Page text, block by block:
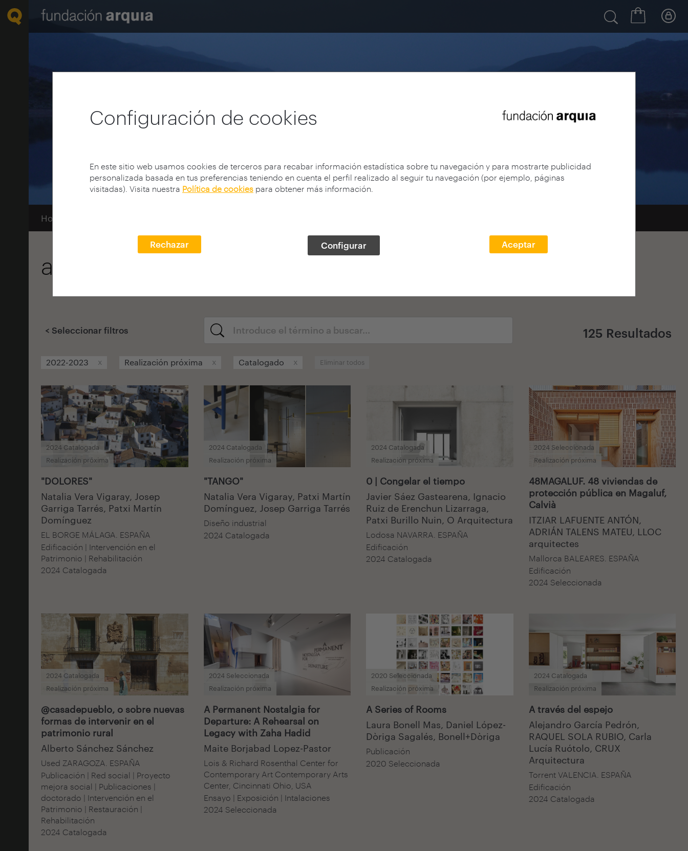
Configuración de cookies
En este sitio web usamos cookies de terceros para recabar información estadística sobre tu navegación y para mostrarte publicidad
personalizada basada en tus preferencias teniendo en cuenta el perfil realizado al seguir tu navegación (por ejemplo, páginas
visitadas). Visita nuestra Política de cookies para obtener más información.
Rechazar Configurar Aceptar
Home
arquia/próxima
< Seleccionar filtros 125 Resultados
2022-2023 x Realización próxima x Catalogado x Eliminar todos
Realización próxima
2024 Catalogada
"DOLORES"
Natalia Vera Vigaray, Josep
Garriga Tarrés, Patxi Martín
Domínguez
EL BORGE MÁLAGA. ESPAÑA
Edificación | Intervención en el
Patrimonio | Rehabilitación
2024 Catalogada
Realización próxima
2024 Catalogada
"TANGO"
Natalia Vera Vigaray, Patxi Martín
Domínguez, Josep Garriga Tarrés
Diseño industrial
2024 Catalogada
Realización próxima
2024 Catalogada
0 | Congelar el tiempo
Javier Sáez Gastearena, Ignacio
Ruiz de Erenchun Lizarraga,
Patxi Burillo Nuin, O Arquitectura
Lodosa NAVARRA. ESPAÑA
Edificación
2024 Catalogada
Realización próxima
2024 Seleccionada
48MAGALUF. 48 viviendas de
protección pública en Magaluf,
Calvià
ITZIAR LAFUENTE ANTÓN,
ADRIÁN TALENS MATEU, LLOC
arquitectes
Mallorca BALEARES. ESPAÑA
Edificación
2024 Seleccionada
Realización próxima
2024 Catalogada
@casadepueblo, o sobre nuevas
formas de intervenir en el
patrimonio rural
Alberto Sánchez Sánchez
Used ZARAGOZA. ESPAÑA
Publicación | Red social | Proyecto
mejora social | Publicaciones |
doctorado | Intervención en el
Patrimonio | Restauración |
Rehabilitación
2024 Catalogada
Realización próxima
2024 Seleccionada
A Permanent Nostalgia for
Departure: A Rehearsal on
Legacy with Zaha Hadid
Maite Borjabad Lopez-Pastor
Lois & Richard Rosenthal Center for
Contemporary Art Contemporary Arts
Center, Cincinnati Ohio, USA
Ensayo | Exposición | Intalaciones
2024 Seleccionada
Realización próxima
2020 Seleccionada
A Series of Rooms
Laura Bonell Mas, Daniel López-
Dòriga Sagalés, Bonell+Dòriga
Publicación
2020 Seleccionada
Realización próxima
2024 Catalogada
A través del espejo
Alejandro García Pedrón,
RAQUEL SOLA RUBIO, Carla
Lucía Ruótolo, CRUX
Arquitectura
Torrent VALENCIA. ESPAÑA
Edificación
2024 Catalogada